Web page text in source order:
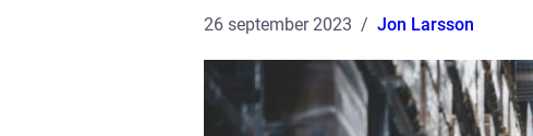
26 september 2023 Jon Larsson